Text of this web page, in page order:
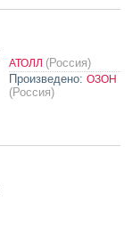
АТОЛЛ (Россия)
Произведено: ОЗОН
(Россия)